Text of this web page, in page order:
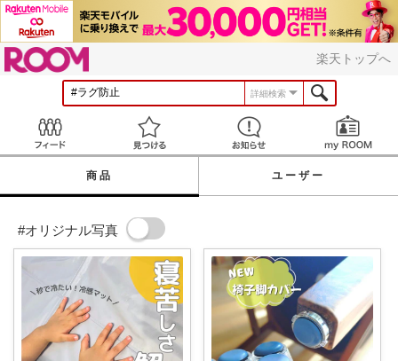
楽天トップへ
詳細検索
見つける お知らせ
商品 ユーザー
#オリジナル写真